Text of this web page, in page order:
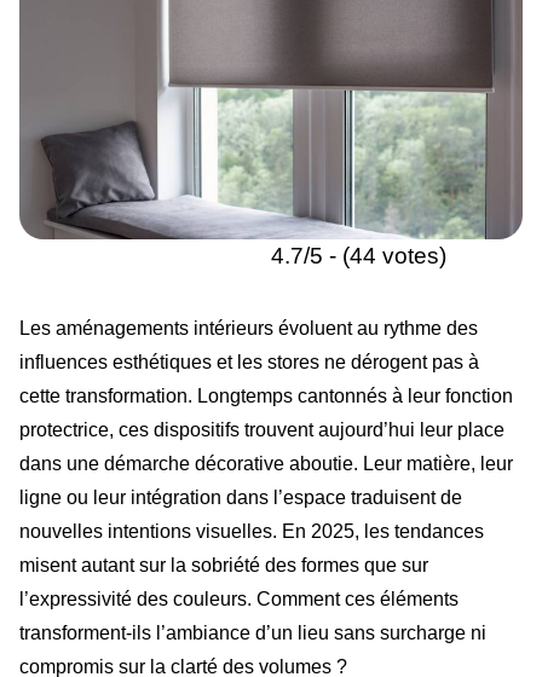
4.7/5 - (44 votes)
Les aménagements intérieurs évoluent au rythme des
influences esthétiques et les stores ne dérogent pas à
cette transformation. Longtemps cantonnés à leur fonction
protectrice, ces dispositifs trouvent aujourd’hui leur place
dans une démarche décorative aboutie. Leur matière, leur
ligne ou leur intégration dans l’espace traduisent de
nouvelles intentions visuelles. En 2025, les tendances
misent autant sur la sobriété des formes que sur
l’expressivité des couleurs. Comment ces éléments
transforment-ils l’ambiance d’un lieu sans surcharge ni
compromis sur la clarté des volumes ?